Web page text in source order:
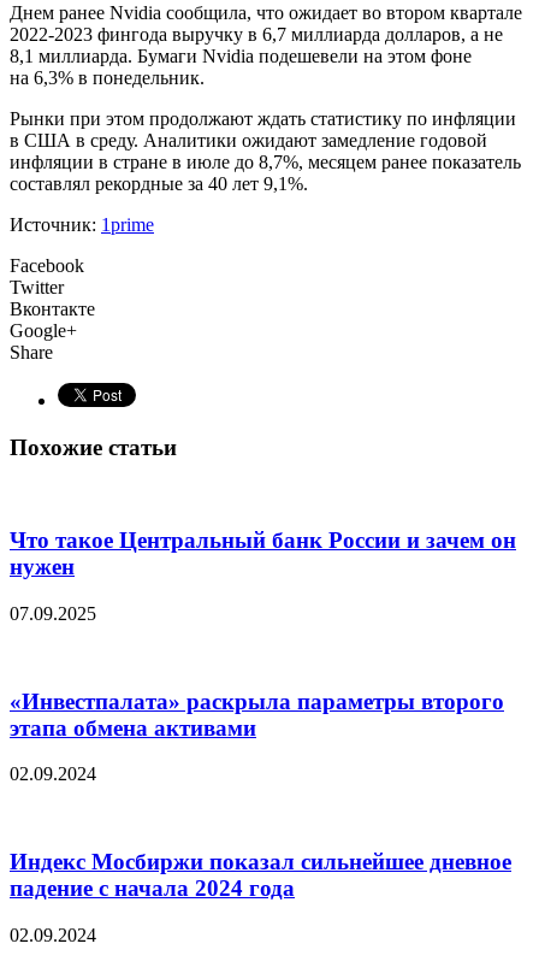
Днем ранее Nvidia сообщила, что ожидает во втором квартале
2022-2023 фингода выручку в 6,7 миллиарда долларов, а не
8,1 миллиарда. Бумаги Nvidia подешевели на этом фоне
на 6,3% в понедельник.
Рынки при этом продолжают ждать статистику по инфляции
в США в среду. Аналитики ожидают замедление годовой
инфляции в стране в июле до 8,7%, месяцем ранее показатель
составлял рекордные за 40 лет 9,1%.
Источник: 1prime
Facebook
Twitter
Вконтакте
Google+
Share
Похожие статьи
Что такое Центральный банк России и зачем он
нужен
07.09.2025
«Инвестпалата» раскрыла параметры второго
этапа обмена активами
02.09.2024
Индекс Мосбиржи показал сильнейшее дневное
падение с начала 2024 года
02.09.2024